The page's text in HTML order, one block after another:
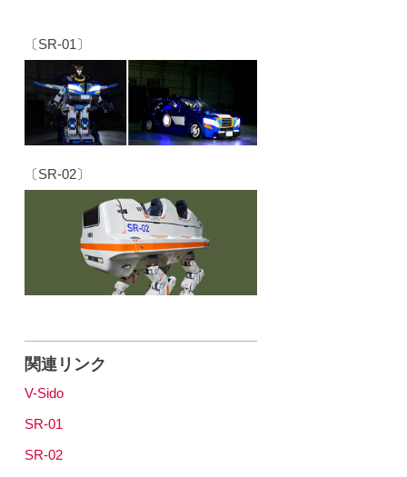
〔SR-01〕
〔SR-02〕
関連リンク
V-Sido
SR-01
SR-02